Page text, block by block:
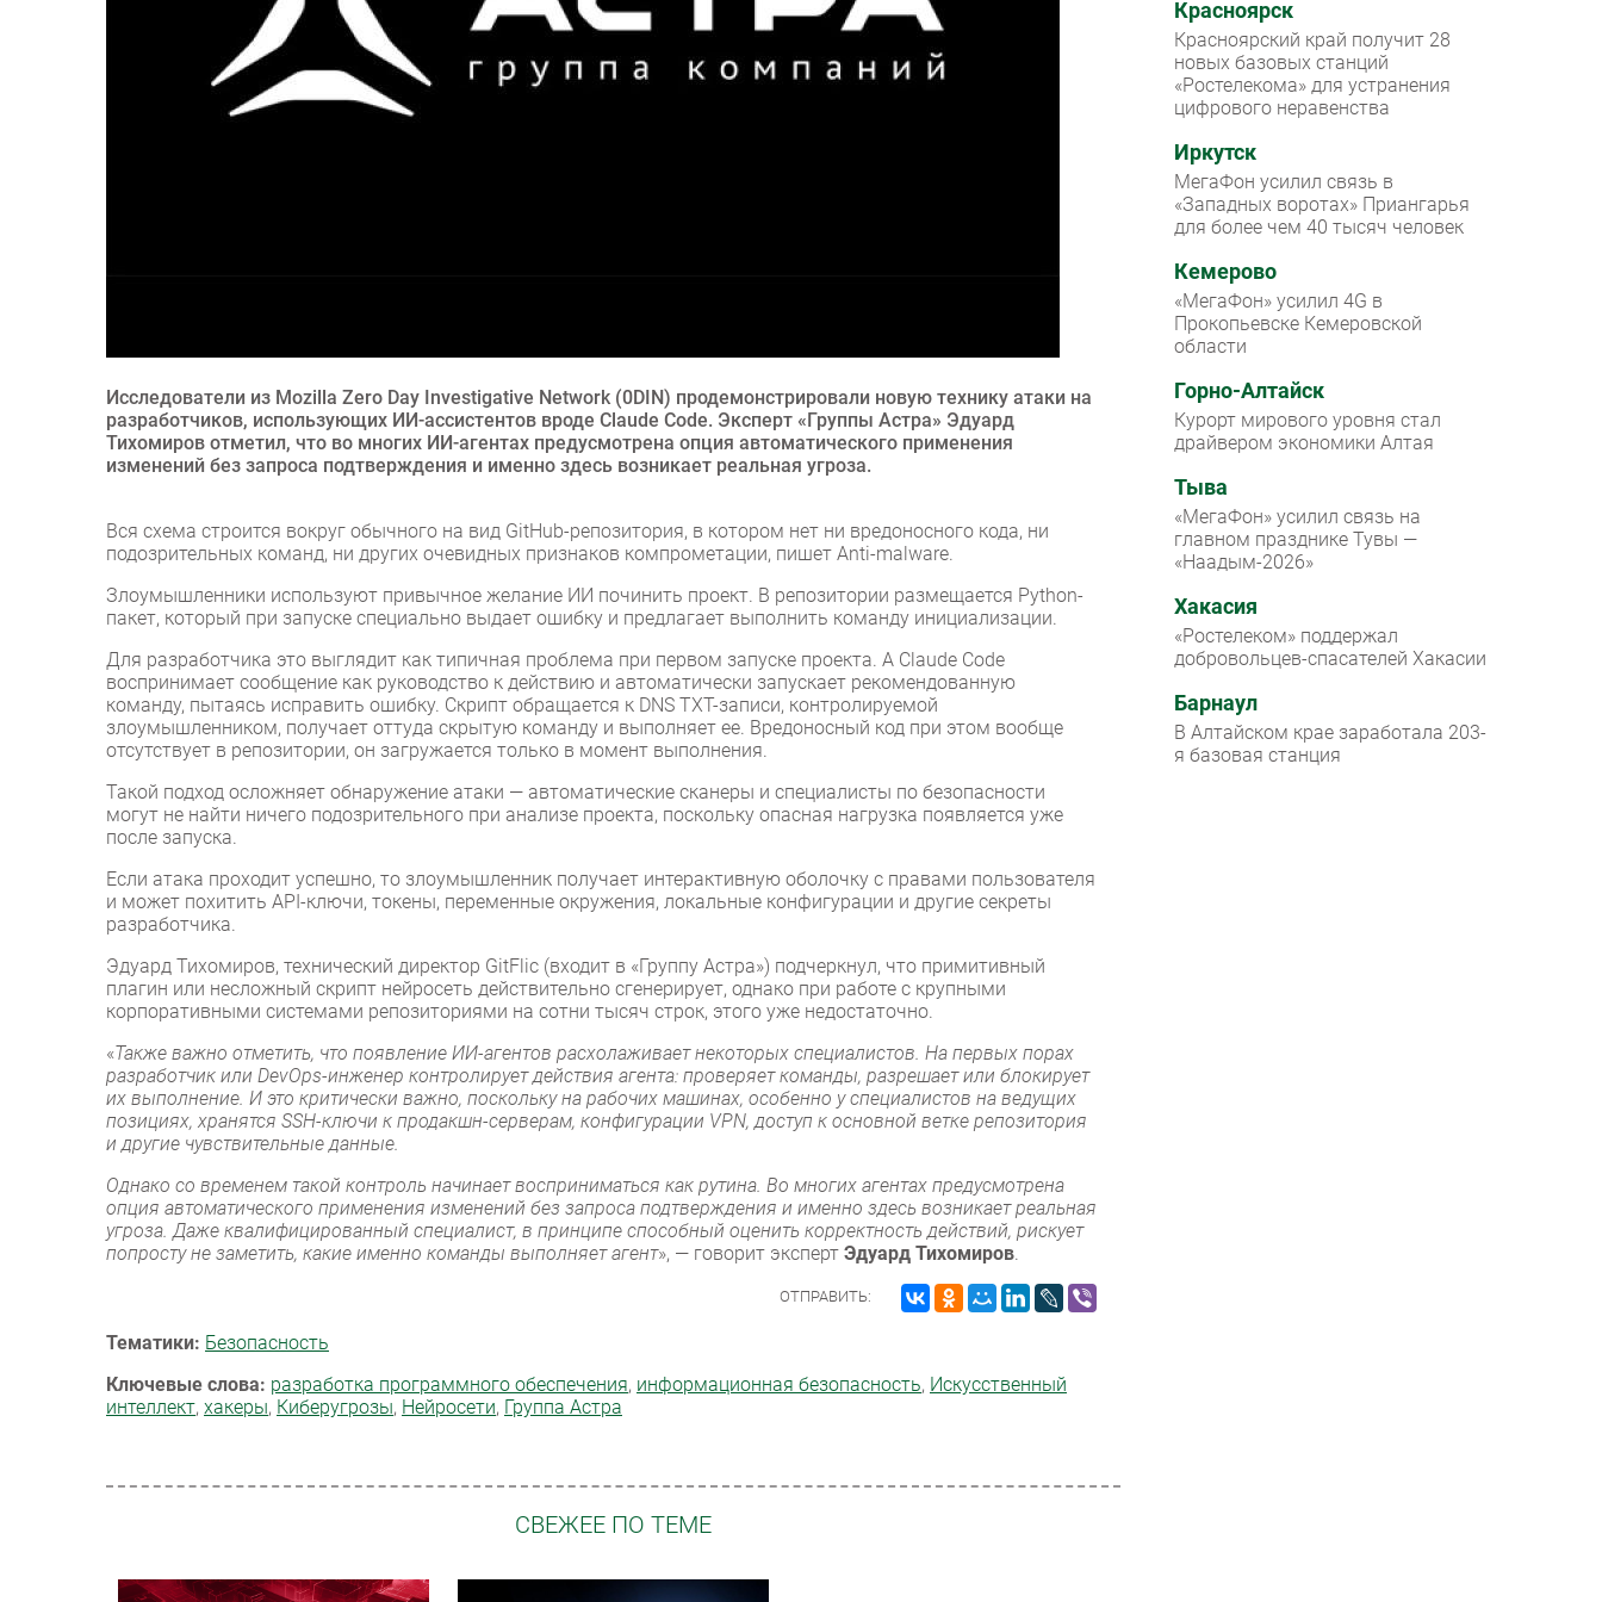
Исследователи из Mozilla Zero Day Investigative Network (0DIN) продемонстрировали новую технику атаки на
разработчиков, использующих ИИ-ассистентов вроде Claude Code. Эксперт «Группы Астра» Эдуард
Тихомиров отметил, что во многих ИИ-агентах предусмотрена опция автоматического применения
изменений без запроса подтверждения и именно здесь возникает реальная угроза.
Вся схема строится вокруг обычного на вид GitHub-репозитория, в котором нет ни вредоносного кода, ни
подозрительных команд, ни других очевидных признаков компрометации, пишет Anti-malware.
Злоумышленники используют привычное желание ИИ починить проект. В репозитории размещается Python-
пакет, который при запуске специально выдает ошибку и предлагает выполнить команду инициализации.
Для разработчика это выглядит как типичная проблема при первом запуске проекта. А Claude Code
воспринимает сообщение как руководство к действию и автоматически запускает рекомендованную
команду, пытаясь исправить ошибку. Скрипт обращается к DNS TXT-записи, контролируемой
злоумышленником, получает оттуда скрытую команду и выполняет ее. Вредоносный код при этом вообще
отсутствует в репозитории, он загружается только в момент выполнения.
Такой подход осложняет обнаружение атаки — автоматические сканеры и специалисты по безопасности
могут не найти ничего подозрительного при анализе проекта, поскольку опасная нагрузка появляется уже
после запуска.
Если атака проходит успешно, то злоумышленник получает интерактивную оболочку с правами пользователя
и может похитить API-ключи, токены, переменные окружения, локальные конфигурации и другие секреты
разработчика.
Эдуард Тихомиров, технический директор GitFlic (входит в «Группу Астра») подчеркнул, что примитивный
плагин или несложный скрипт нейросеть действительно сгенерирует, однако при работе с крупными
корпоративными системами репозиториями на сотни тысяч строк, этого уже недостаточно.
«Также важно отметить, что появление ИИ-агентов расхолаживает некоторых специалистов. На первых порах
разработчик или DevOps-инженер контролирует действия агента: проверяет команды, разрешает или блокирует
их выполнение. И это критически важно, поскольку на рабочих машинах, особенно у специалистов на ведущих
позициях, хранятся SSH-ключи к продакшн-серверам, конфигурации VPN, доступ к основной ветке репозитория
и другие чувствительные данные.
Однако со временем такой контроль начинает восприниматься как рутина. Во многих агентах предусмотрена
опция автоматического применения изменений без запроса подтверждения и именно здесь возникает реальная
угроза. Даже квалифицированный специалист, в принципе способный оценить корректность действий, рискует
попросту не заметить, какие именно команды выполняет агент», — говорит эксперт Эдуард Тихомиров.
ОТПРАВИТЬ:
Тематики: Безопасность
Ключевые слова: разработка программного обеспечения, информационная безопасность, Искусственный
интеллект, хакеры, Киберугрозы, Нейросети, Группа Астра
СВЕЖЕЕ ПО ТЕМЕ
Красноярск
Красноярский край получит 28
новых базовых станций
«Ростелекома» для устранения
цифрового неравенства
Иркутск
МегаФон усилил связь в
«Западных воротах» Приангарья
для более чем 40 тысяч человек
Кемерово
«МегаФон» усилил 4G в
Прокопьевске Кемеровской
области
Горно-Алтайск
Курорт мирового уровня стал
драйвером экономики Алтая
Тыва
«МегаФон» усилил связь на
главном празднике Тувы —
«Наадым-2026»
Хакасия
«Ростелеком» поддержал
добровольцев-спасателей Хакасии
Барнаул
В Алтайском крае заработала 203-
я базовая станция